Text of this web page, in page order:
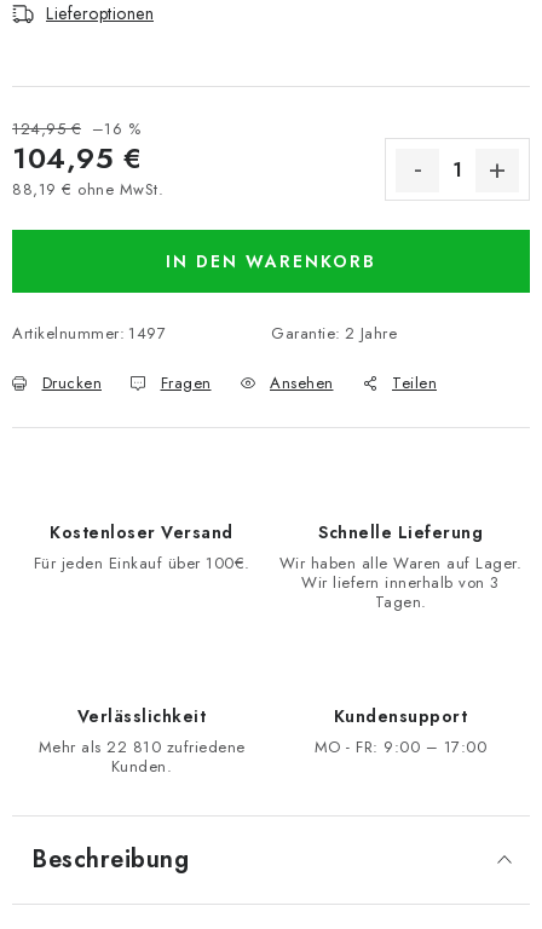
Lieferoptionen
124,95 € –16 %
104,95 €
88,19 € ohne MwSt.
IN DEN WARENKORB
Artikelnummer: 1497 Garantie: 2 Jahre
Drucken Fragen Ansehen Teilen
Kostenloser Versand
Für jeden Einkauf über 100€.
Schnelle Lieferung
Wir haben alle Waren auf Lager.
Wir liefern innerhalb von 3
Tagen.
Verlässlichkeit
Mehr als 22 810 zufriedene
Kunden.
Kundensupport
MO - FR: 9:00 – 17:00
Beschreibung